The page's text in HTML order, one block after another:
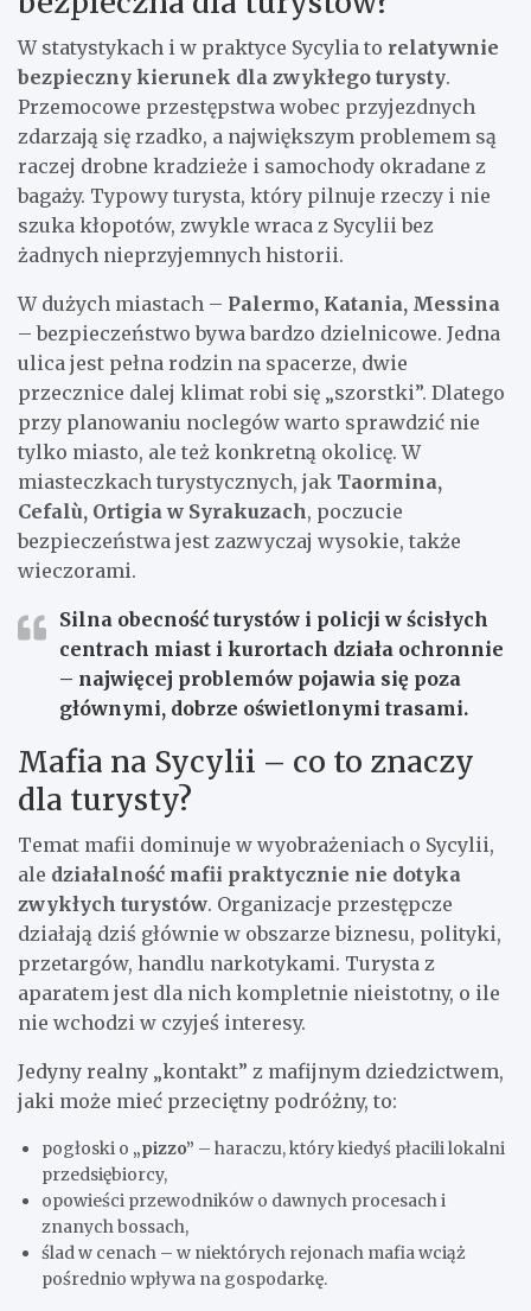
W statystykach i w praktyce Sycylia to relatywnie
bezpieczny kierunek dla zwykłego turysty.
Przemocowe przestępstwa wobec przyjezdnych
zdarzają się rzadko, a największym problemem są
raczej drobne kradzieże i samochody okradane z
bagaży. Typowy turysta, który pilnuje rzeczy i nie
szuka kłopotów, zwykle wraca z Sycylii bez
żadnych nieprzyjemnych historii.
W dużych miastach – Palermo, Katania, Messina
– bezpieczeństwo bywa bardzo dzielnicowe. Jedna
ulica jest pełna rodzin na spacerze, dwie
przecznice dalej klimat robi się „szorstki”. Dlatego
przy planowaniu noclegów warto sprawdzić nie
tylko miasto, ale też konkretną okolicę. W
miasteczkach turystycznych, jak Taormina,
Cefalù, Ortigia w Syrakuzach, poczucie
bezpieczeństwa jest zazwyczaj wysokie, także
wieczorami.
Silna obecność turystów i policji w ścisłych
centrach miast i kurortach działa ochronnie
– najwięcej problemów pojawia się poza
głównymi, dobrze oświetlonymi trasami.
Mafia na Sycylii – co to znaczy
dla turysty?
Temat mafii dominuje w wyobrażeniach o Sycylii,
ale działalność mafii praktycznie nie dotyka
zwykłych turystów. Organizacje przestępcze
działają dziś głównie w obszarze biznesu, polityki,
przetargów, handlu narkotykami. Turysta z
aparatem jest dla nich kompletnie nieistotny, o ile
nie wchodzi w czyjeś interesy.
Jedyny realny „kontakt” z mafijnym dziedzictwem,
jaki może mieć przeciętny podróżny, to:
pogłoski o „pizzo” – haraczu, który kiedyś płacili lokalni
przedsiębiorcy,
opowieści przewodników o dawnych procesach i
znanych bossach,
ślad w cenach – w niektórych rejonach mafia wciąż
pośrednio wpływa na gospodarkę.